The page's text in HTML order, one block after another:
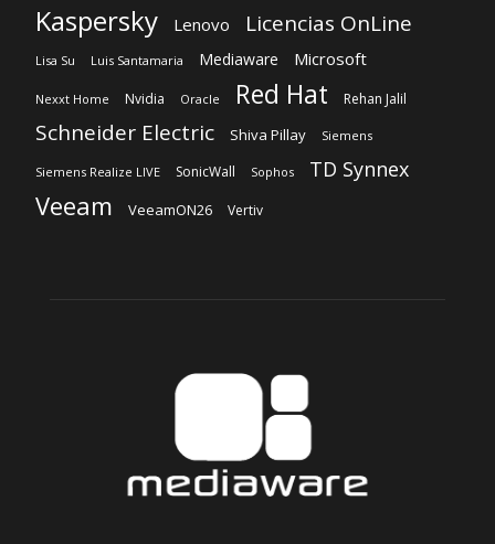
Kaspersky Lenovo Licencias OnLine
Lisa Su Luis Santamaria Mediaware Microsoft
Nexxt Home Nvidia Oracle Red Hat Rehan Jalil
Schneider Electric Shiva Pillay Siemens
Siemens Realize LIVE SonicWall Sophos TD Synnex
Veeam VeeamON26 Vertiv